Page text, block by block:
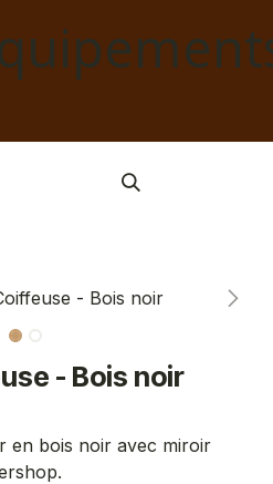
- Bois noir
en bois noir avec miroir